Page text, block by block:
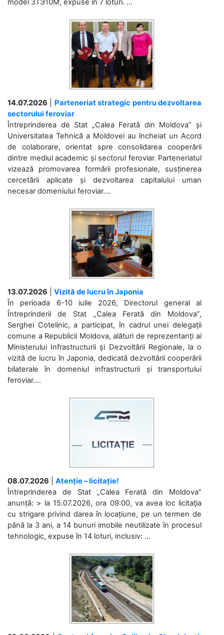
model 3ТЭ10М, expuse în 7 loturi. ...
14.07.2026
Parteneriat strategic pentru dezvoltarea
sectorului feroviar
Întreprinderea de Stat „Calea Ferată din Moldova” și
Universitatea Tehnică a Moldovei au încheiat un Acord
de colaborare, orientat spre consolidarea cooperării
dintre mediul academic și sectorul feroviar. Parteneriatul
vizează promovarea formării profesionale, susținerea
cercetării aplicate și dezvoltarea capitalului uman
necesar domeniului feroviar....
13.07.2026
Vizită de lucru în Japonia
În perioada 6-10 iulie 2026, Directorul general al
Întreprinderii de Stat „Calea Ferată din Moldova”,
Serghei Cotelinic, a participat, în cadrul unei delegații
comune a Republicii Moldova, alături de reprezentanți ai
Ministerului Infrastructurii și Dezvoltării Regionale, la o
vizită de lucru în Japonia, dedicată dezvoltării cooperării
bilaterale în domeniul infrastructurii și transportului
feroviar....
08.07.2026
Atenție – licitație!
Întreprinderea de Stat „Calea Ferată din Moldova”
anunță: > la 15.07.2026, ora 09:00, va avea loc licitaţia
cu strigare privind darea în locațiune, pe un termen de
până la 3 ani, a 14 bunuri imobile neutilizate în procesul
tehnologic, expuse în 14 loturi, inclusiv: ...